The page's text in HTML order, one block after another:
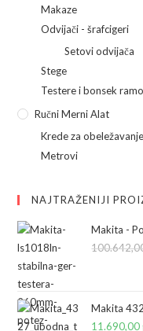
Makaze
Odvijači - šrafcigeri
Setovi odvijača
Stege
Testere i bonsek
Ručni Merni Alat
Krede za obeležavanje
Metrovi
NAJTRAŽENIJI
Makita -
Makita
11.690,00